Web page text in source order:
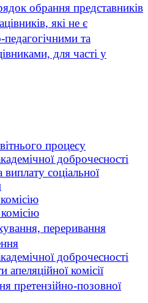
обрання представників
які не є
та
для часті у
процесу
доброчесності
соціальної
переривання
доброчесності
комісії
претензійно-позовної